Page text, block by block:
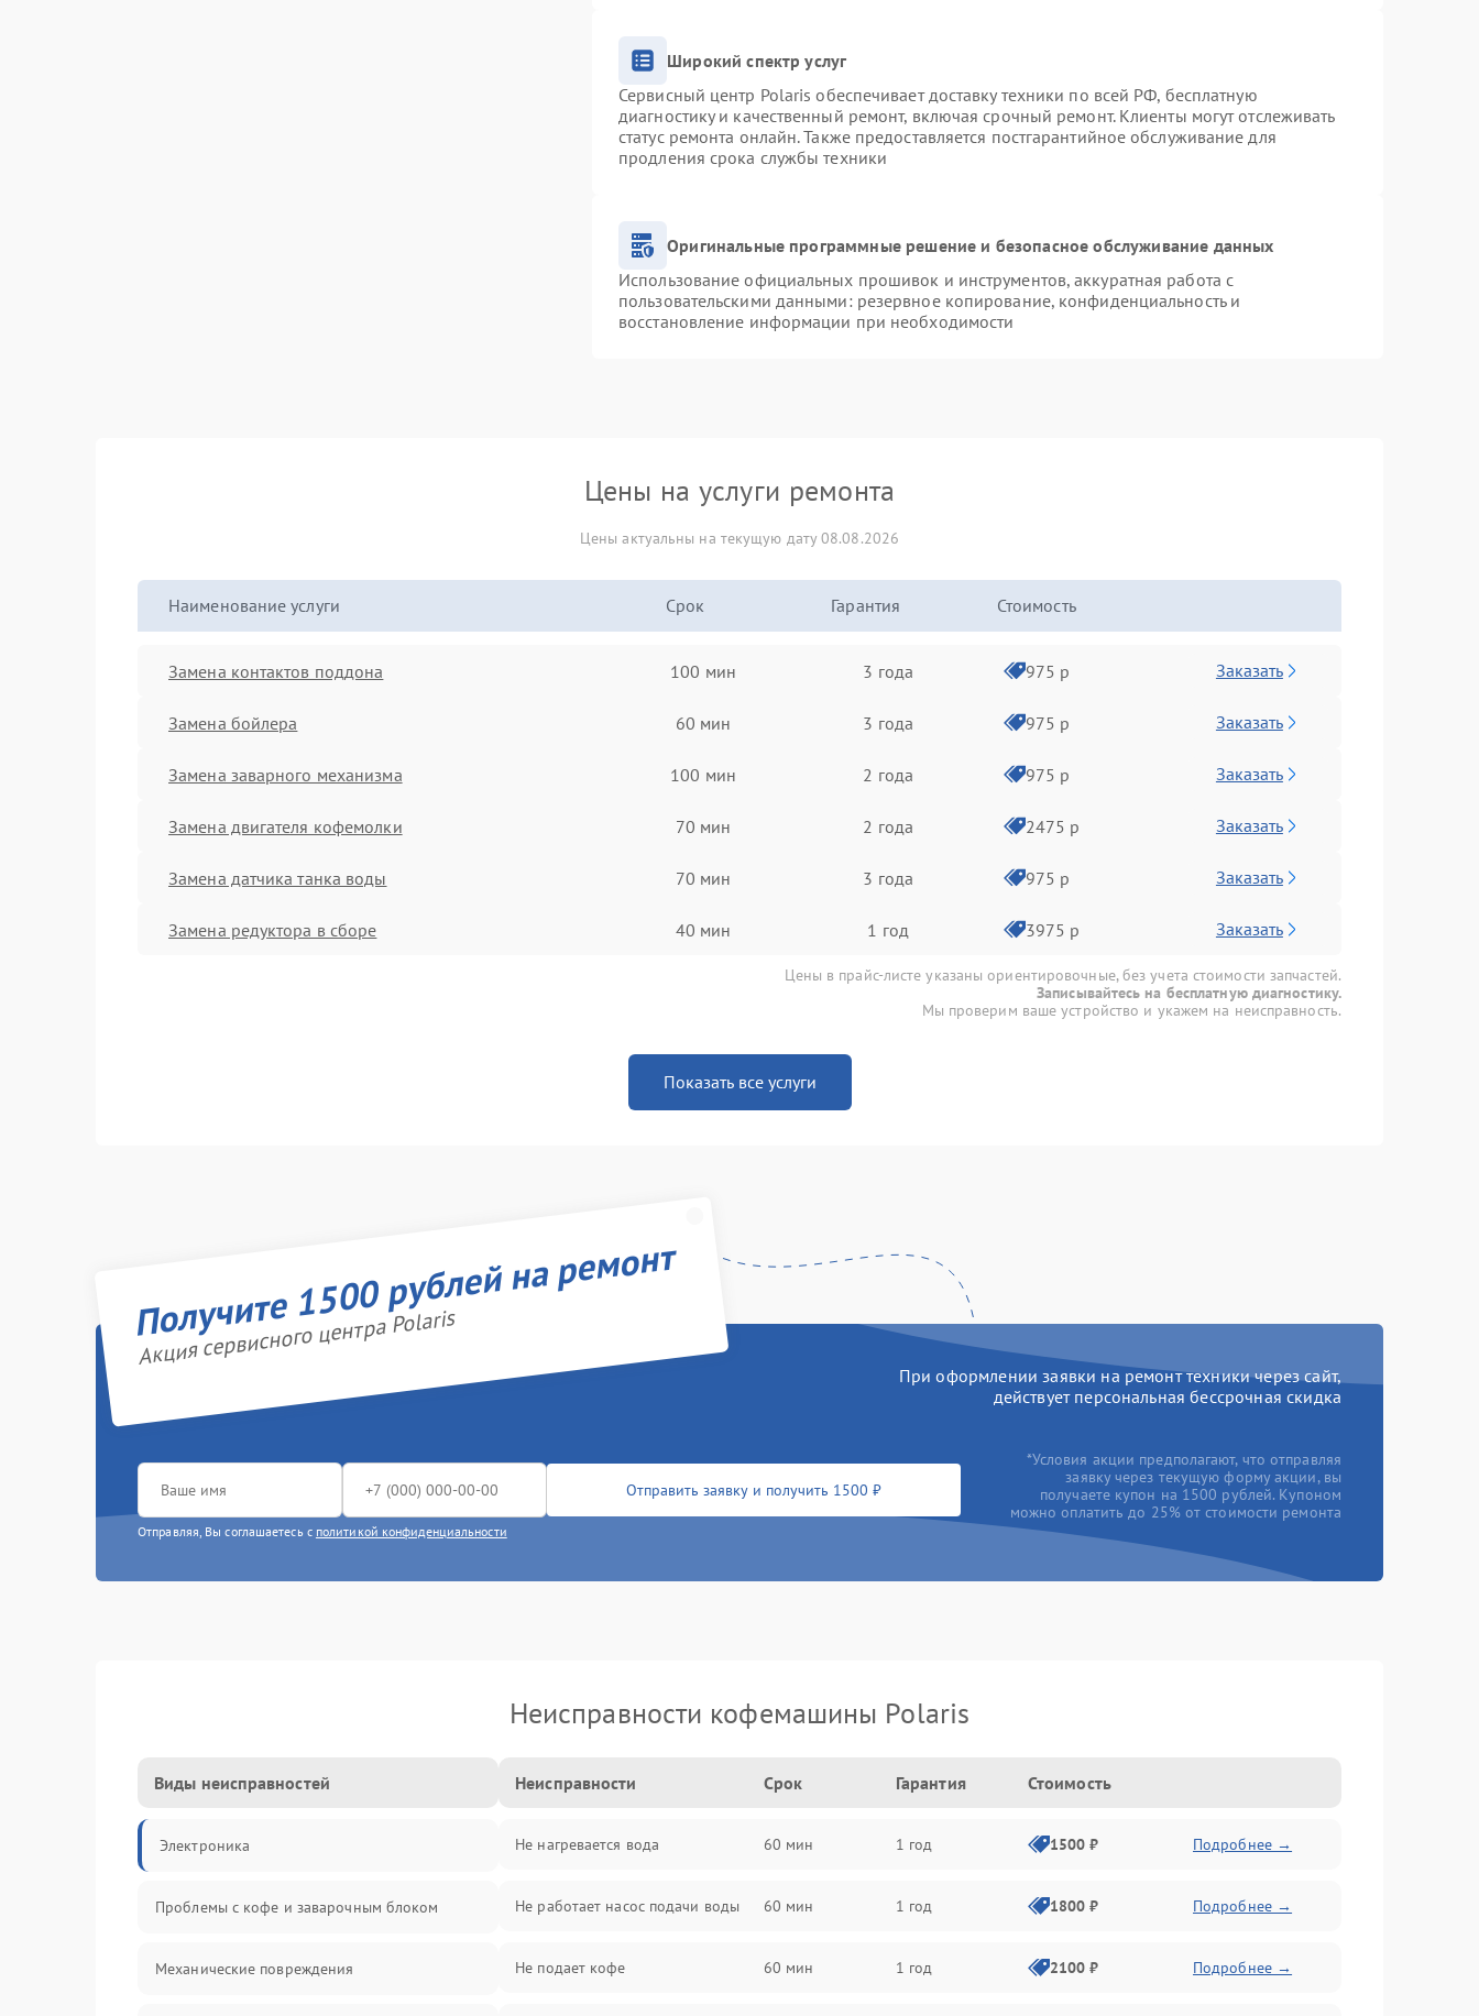
Широкий спектр услуг
Сервисный центр Polaris обеспечивает доставку техники по всей РФ, бесплатную
диагностику и качественный ремонт, включая срочный ремонт. Клиенты могут отслеживать
статус ремонта онлайн. Также предоставляется постгарантийное обслуживание для
продления срока службы техники
Оригинальные программные решение и безопасное обслуживание данных
Использование официальных прошивок и инструментов, аккуратная работа с
пользовательскими данными: резервное копирование, конфиденциальность и
восстановление информации при необходимости
Цены на услуги ремонта
Цены актуальны на текущую дату 08.08.2026
Наименование услуги Срок Гарантия Стоимость
Замена контактов поддона 100 мин 3 года 975 р Заказать
Замена бойлера 60 мин 3 года 975 р Заказать
Замена заварного механизма 100 мин 2 года 975 р Заказать
Замена двигателя кофемолки 70 мин 2 года 2475 р Заказать
Замена датчика танка воды 70 мин 3 года 975 р Заказать
Замена редуктора в сборе 40 мин 1 год 3975 р Заказать
Цены в прайс-листе указаны ориентировочные, без учета стоимости запчастей.
Записывайтесь на бесплатную диагностику.
Мы проверим ваше устройство и укажем на неисправность.
Показать все услуги
Получите 1500 рублей на ремонт
Акция сервисного центра Polaris
При оформлении заявки на ремонт техники через сайт,
действует персональная бессрочная скидка
Отправить заявку и получить 1500 ₽
Отправляя, Вы соглашаетесь с политикой конфиденциальности
*Условия акции предполагают, что отправляя
заявку через текущую форму акции, вы
получаете купон на 1500 рублей. Купоном
можно оплатить до 25% от стоимости ремонта
Неисправности кофемашины Polaris
Виды неисправностей
Электроника
Проблемы с кофе и заварочным блоком
Механические повреждения
Неисправности Срок Гарантия Стоимость
Не нагревается вода 60 мин 1 год 1500 ₽ Подробнее →
Не работает насос подачи воды 60 мин 1 год 1800 ₽ Подробнее →
Не подает кофе 60 мин 1 год 2100 ₽ Подробнее →